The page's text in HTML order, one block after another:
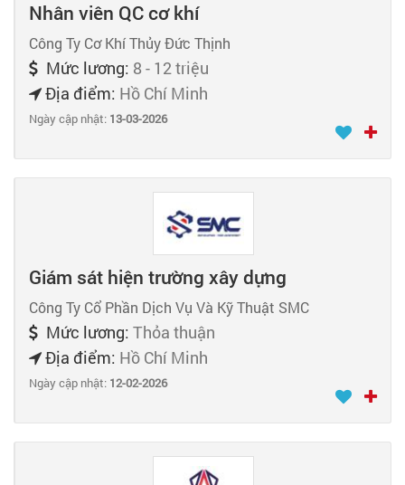
Nhân viên QC cơ khí
Công Ty Cơ Khí Thủy Đức Thịnh
Mức lương: 8 - 12 triệu
Địa điểm: Hồ Chí Minh
Ngày cập nhật: 13-03-2026
Giám sát hiện trường xây dựng
Công Ty Cổ Phần Dịch Vụ Và Kỹ Thuật SMC
Mức lương: Thỏa thuận
Địa điểm: Hồ Chí Minh
Ngày cập nhật: 12-02-2026